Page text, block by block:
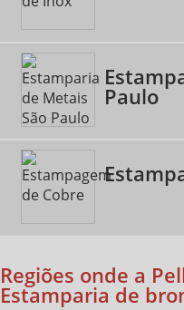
Paulo
Regiões onde a
Estamparia de